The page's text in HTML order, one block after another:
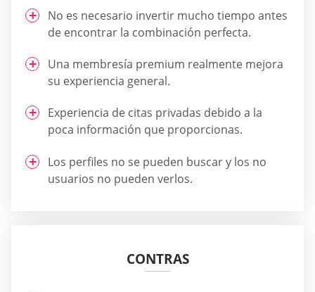
No es necesario invertir mucho tiempo antes
de encontrar la combinación perfecta.
Una membresía premium realmente mejora
su experiencia general.
Experiencia de citas privadas debido a la
poca información que proporcionas.
Los perfiles no se pueden buscar y los no
usuarios no pueden verlos.
CONTRAS